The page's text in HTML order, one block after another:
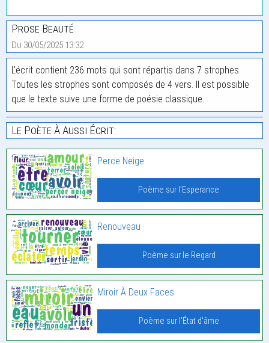
Prose Beauté
Du 30/05/2025 13:32
L'écrit contient 236 mots qui sont répartis dans 7 strophes.
Toutes les strophes sont composés de 4 vers. Il est possible
que le texte suive une forme de poésie classique.
Le Poète À Aussi Écrit:
Perce Neige
Poème sur l'Esperance
Renouveau
Poème sur le Regard
Miroir À Deux Faces
Poème sur l'État d'âme